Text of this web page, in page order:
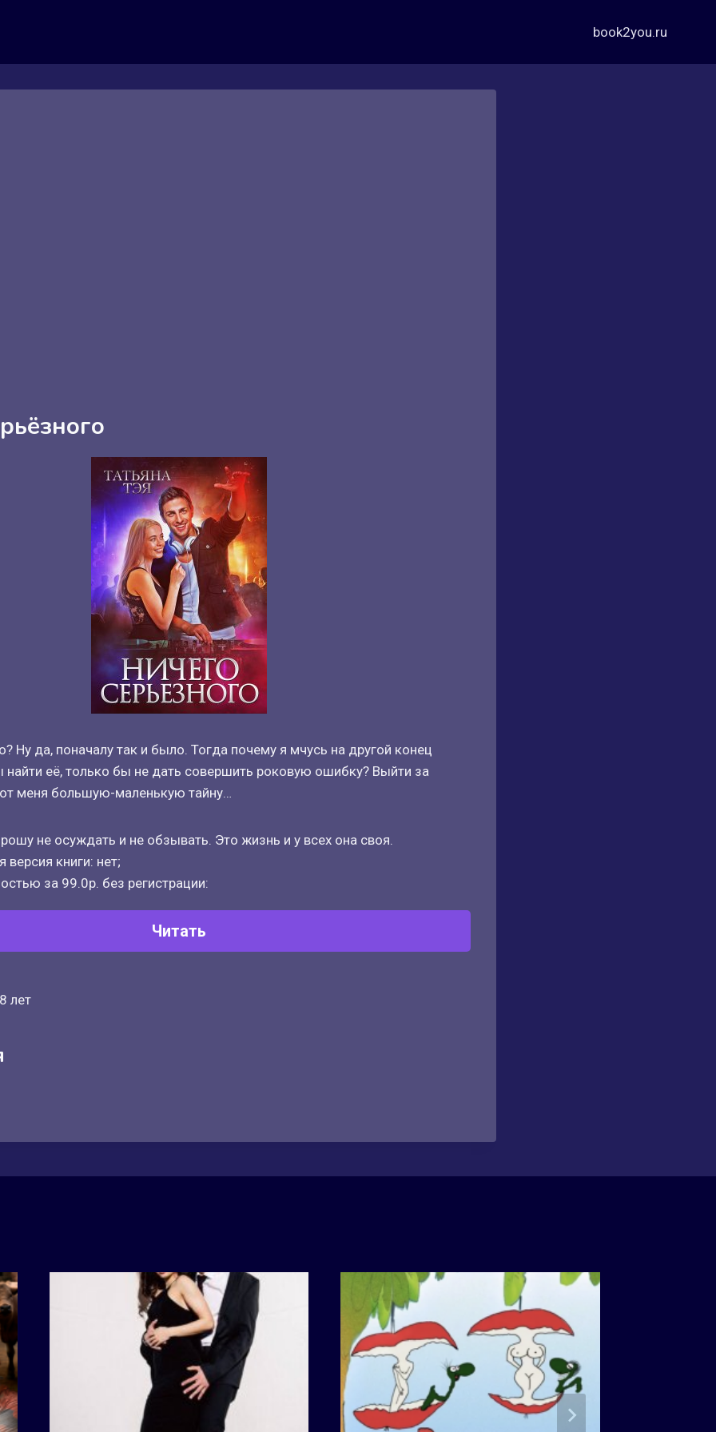
book2you.ru
Ну да, поначалу так и было. Тогда почему я мчусь на другой конец
найти её, только бы не дать совершить роковую ошибку? Выйти за
меня большую-маленькую тайну…
не осуждать и не обзывать. Это жизнь и у всех она своя.
версия книги: нет;
за 99.0р. без регистрации:
Читать
лет